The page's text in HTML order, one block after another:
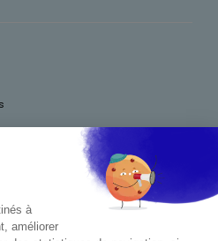
cinq fruits et légumes par jour, plus